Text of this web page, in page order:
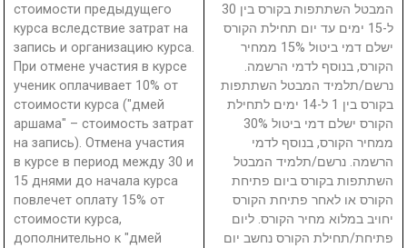
стоимости предыдущего
курса вследствие затрат на
запись и организацию курса.
При отмене участия в курсе
ученик оплачивает 10% от
стоимости курса ("дмей
аршама" – стоимость затрат
на запись). Отмена участия
в курсе в период между 30 и
15 днями до начала курса
повлечет оплату 15% от
стоимости курса,
дополнительно к "дмей
המבטל השתתפות בקורס בין 30
ל-15 ימים עד יום תחילת הקורס
ישלם דמי ביטול 15% ממחיר
הקורס, בנוסף לדמי הרשמה.
נרשם/תלמיד המבטל השתתפות
בקורס בין 1 ל-14 ימים לתחילת
הקורס ישלם דמי ביטול 30%
ממחיר הקורס, בנוסף לדמי
הרשמה. נרשם/תלמיד המבטל
השתתפות בקורס ביום פתיחת
הקורס או לאחר פתיחת הקורס
יחויב במלוא מחיר הקורס. ליום
פתיחת/תחילת הקורס נחשב יום